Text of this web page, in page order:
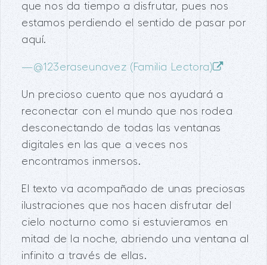
que nos da tiempo a disfrutar, pues nos
estamos perdiendo el sentido de pasar por
aquí.
—@123eraseunavez (Familia Lectora)
Un precioso cuento que nos ayudará a
reconectar con el mundo que nos rodea
desconectando de todas las ventanas
digitales en las que a veces nos
encontramos inmersos.
El texto va acompañado de unas preciosas
ilustraciones que nos hacen disfrutar del
cielo nocturno como si estuvieramos en
mitad de la noche, abriendo una ventana al
infinito a través de ellas.